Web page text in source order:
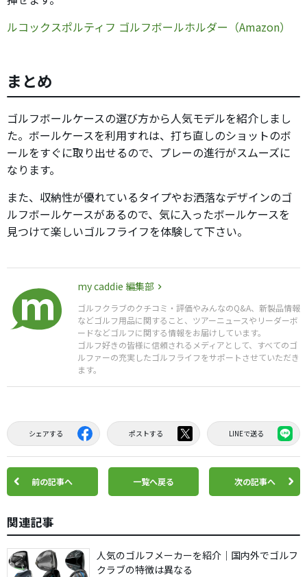
ルコックスポルティフ ゴルフボールホルダー（Amazon）
まとめ
ゴルフボールケースの選び方から人気モデルを紹介しまし
た。ボールケースを利用すれは、打ち直しのショットのボ
ールをすぐに取り出せるので、プレーの進行がスムーズに
なります。
また、収納性が優れているタイプやお洒落なデザインのゴ
ルフボールケースがあるので、気に入ったボールケースを
見つけて楽しいゴルフライフを体験して下さい。
my caddie 編集部
ゴルフクラブのクチコミ・評価やみんなのQ&A、新製品情報
などゴルフ用品に関すること、ツアーニュースやリーダーボ
ードなどゴルフに関する情報をお届けしています。
ゴルフ好きの皆様に信頼されるメディアとして、すべてのゴ
ルファーの充実したゴルフライフをサポートさせていただき
ます。
シェアする ポストする LINEで送る
前の記事へ 一覧へ戻る 次の記事へ
関連記事
人気のゴルフメーカーを紹介｜国内外でゴルフ
クラブの特徴は異なる